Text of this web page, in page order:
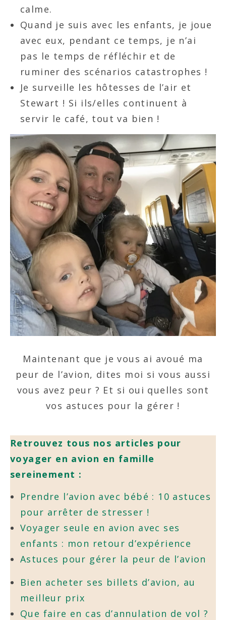
calme.
Quand je suis avec les enfants, je joue
avec eux, pendant ce temps, je n’ai
pas le temps de réfléchir et de
ruminer des scénarios catastrophes !
Je surveille les hôtesses de l’air et
Stewart ! Si ils/elles continuent à
servir le café, tout va bien !
Maintenant que je vous ai avoué ma
peur de l’avion, dites moi si vous aussi
vous avez peur ? Et si oui quelles sont
vos astuces pour la gérer !
Retrouvez tous nos articles pour
voyager en avion en famille
sereinement :
Prendre l’avion avec bébé : 10 astuces
pour arrêter de stresser !
Voyager seule en avion avec ses
enfants : mon retour d’expérience
Astuces pour gérer la peur de l’avion
Bien acheter ses billets d’avion, au
meilleur prix
Que faire en cas d’annulation de vol ?